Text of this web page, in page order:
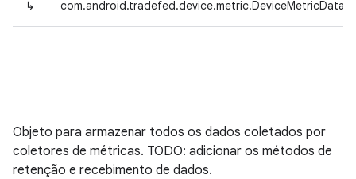
↳ com.android.tradefed.device.metric.DeviceMetricData
Objeto para armazenar todos os dados coletados por
coletores de métricas. TODO: adicionar os métodos de
retenção e recebimento de dados.